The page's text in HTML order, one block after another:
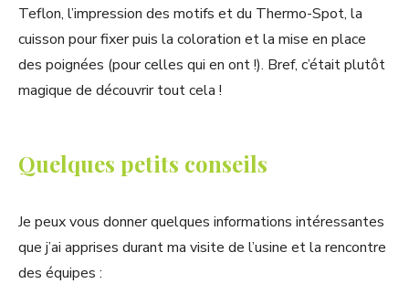
Teflon, l’impression des motifs et du Thermo-Spot, la
cuisson pour fixer puis la coloration et la mise en place
des poignées (pour celles qui en ont !). Bref, c’était plutôt
magique de découvrir tout cela !
Quelques petits conseils
Je peux vous donner quelques informations intéressantes
que j’ai apprises durant ma visite de l’usine et la rencontre
des équipes :